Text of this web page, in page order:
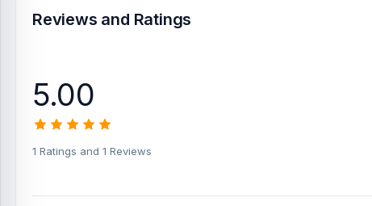
Reviews and Ratings
5.00
1 Ratings and 1 Reviews